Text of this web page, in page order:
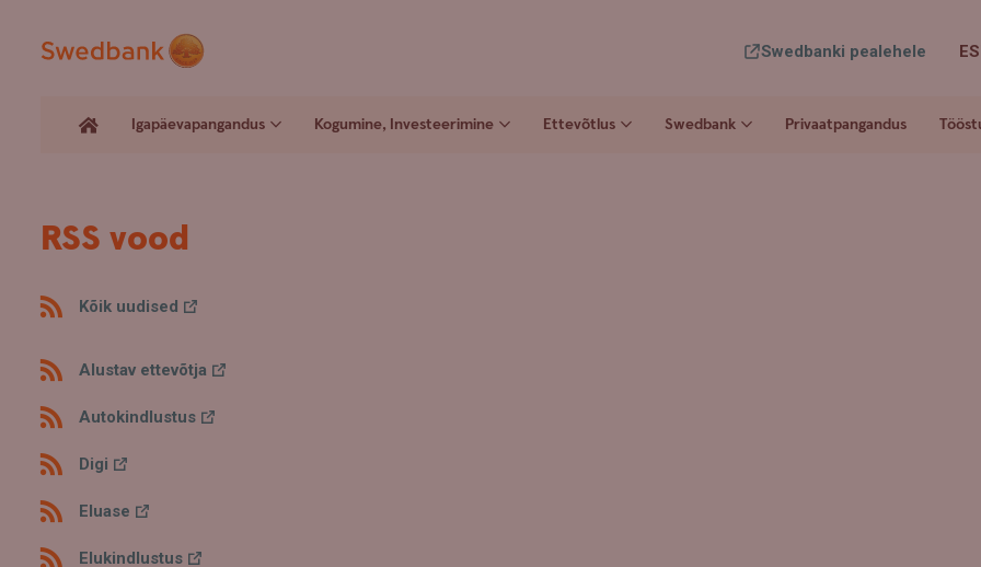
Swedbanki pealehele
Igapäevapangandus Kogumine, Investeerimine Ettevõtlus Swedbank Privaatpangandus
RSS vood
Kõik uudised
Alustav ettevõtja
Autokindlustus
Digi
Eluase
Elukindlustus